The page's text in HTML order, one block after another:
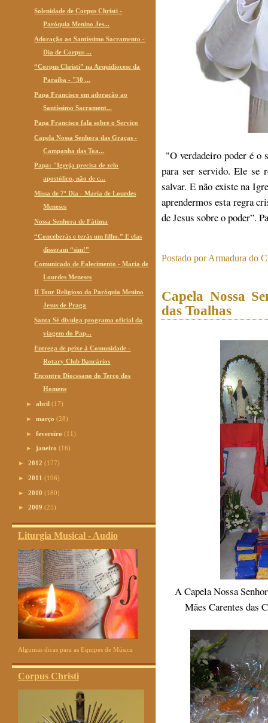
Solenidade de Corpus Christi -
Paróquia Menino Jes...
Adoração ao Santíssimo Sacramento -
Dia de Corpus ...
“Corpus Christi” na Arquidiocese da
Paraíba - "30 ...
Papa Francisco em adoração ao
Santíssimo Sacrament...
Papa Francisco fala sobre o Serviço
Capela Nossa Senhora das Graças -
Campanha das Toa...
Papa: "Igreja precisa de zelo
apostólico, não de c...
Missa de 7º Dia - Maria de Lourdes
Meneses
Nossa Senhora de Fátima
“Conceberás e terás um filho.” E elas
disseram “sim!”
Comunicado de Falecimento - Maria de
Lourdes Meneses
II Tour Religioso da Paróquia Menino
Jesus de Praga
Santa Sé divulga programa oficial da
viagem do Pap...
Entrega de peixe à Comunidade -
Rotary Club Bancários
Encontro Diocesano do Terço dos
Homens
►abril(17)
►março(28)
►fevereiro(11)
► janeiro(16)
► 2012 (177)
► 2011 (196)
► 2010 (180)
► 2009 (25)
Liturgia Musical - Audio
Algumas dicas para as Equipes de Música
Corpus Christi
"O verdadeiro poder é o
para ser servido. Ele se
salvar. E não existe na
aprendermos esta regra
de Jesus sobre o poder”.
Postado porArmadura do
Capela Nossa
das Toalhas
A Capela Nossa
Mães Carentes das